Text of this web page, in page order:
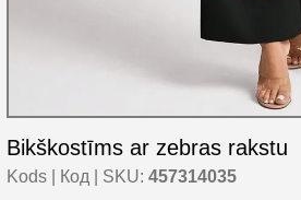
Bikškostīms ar zebras rakstu
Kods | Код | SKU: 457314035